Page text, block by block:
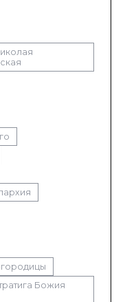
Божия